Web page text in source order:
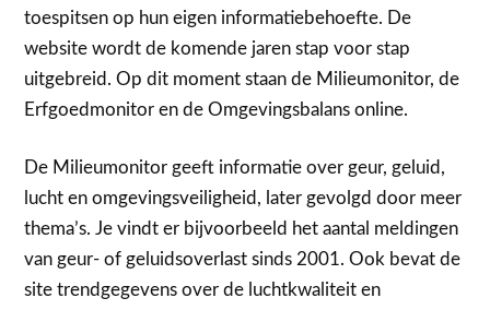
toespitsen op hun eigen informatiebehoefte. De
website wordt de komende jaren stap voor stap
uitgebreid. Op dit moment staan de Milieumonitor, de
Erfgoedmonitor en de Omgevingsbalans online.
De Milieumonitor geeft informatie over geur, geluid,
lucht en omgevingsveiligheid, later gevolgd door meer
thema’s. Je vindt er bijvoorbeeld het aantal meldingen
van geur- of geluidsoverlast sinds 2001. Ook bevat de
site trendgegevens over de luchtkwaliteit en